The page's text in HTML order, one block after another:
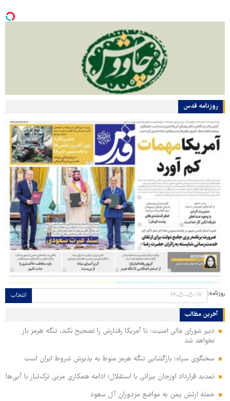
روزنامه قدس
روزنامه: انتخاب
آخرین مطالب
دبیر شورای عالی امنیت: تا آمریکا رفتارش را تصحیح نکند، تنگه هرمز باز
نخواهد شد
سخنگوی سپاه: بازگشایی تنگه هرمز منوط به پذیرش شروط ایران است
تمدید قرارداد اوزجان بیزاتی با استقلال؛ ادامه همکاری مربی ترک‌تبار با آبی‌ها
حمله ارتش یمن به مواضع مزدوران آل سعود